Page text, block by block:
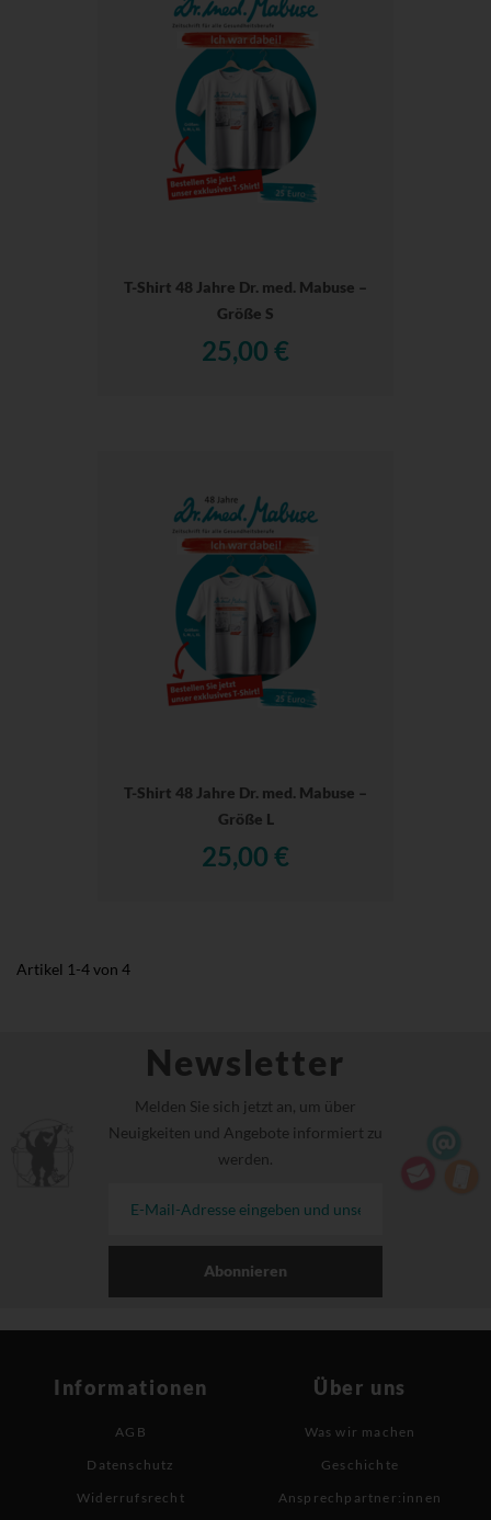
T-Shirt 48 Jahre Dr. med. Mabuse –
Größe S
25,00 €
T-Shirt 48 Jahre Dr. med. Mabuse –
Größe L
25,00 €
Artikel 1 -4von 4
Newsletter
Melden Sie sich jetzt an, um über
Neuigkeiten und Angebote informiert zu
werden.
Abonnieren
Informationen
AGB
Datenschutz
Widerrufsrecht
Über uns
Was wir machen
Geschichte
Ansprechpartner:innen